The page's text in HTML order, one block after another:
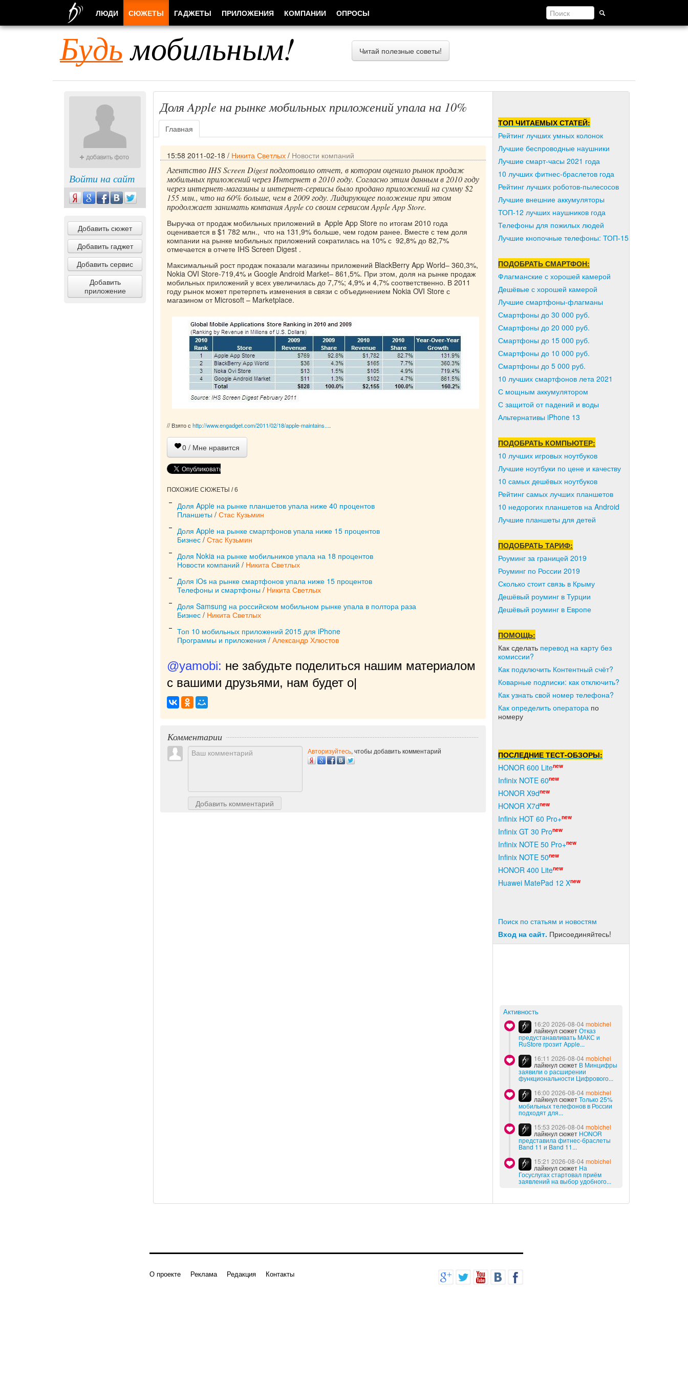
Будьмобильным! Читай полезные советы!
Войти на сайт
Добавить сюжет
Добавить гаджет
Добавить сервис
Добавить
приложение
Доля Apple на рынке мобильных приложений упала на 10%
Главная
15:58 2011-02-18 / Никита Светлых / Новости компаний
Агентство IHS Screen Digest подготовило отчет, в котором оценило рынок продаж
мобильных приложений через Интернет в 2010 году. Согласно этим данным в 2010 году
через интернет-магазины и интернет-сервисы было продано приложений на сумму $2
155 млн., что на 60% больше, чем в 2009 году. Лидирующее положение при этом
продолжает занимать компания Apple со своим сервисом Apple App Store.
Выручка от продаж мобильных приложений в Apple App Store по итогам 2010 года
оценивается в $1 782 млн., что на 131,9% больше, чем годом ранее. Вместе с тем доля
компании на рынке мобильных приложений сократилась на 10% с 92,8% до 82,7%
отмечается в отчете IHS Screen Digest .
Максимальный рост продаж показали магазины приложений BlackBerry App World– 360,3%,
Nokia OVI Store-719,4% и Google Android Market– 861,5%. При этом, доля на рынке продаж
мобильных приложений у всех увеличилась до 7,7%; 4,9% и 4,7% соответственно. В 2011
году рынок может претерпеть изменения в связи с объединением Nokia OVI Store с
магазином от Microsoft – Marketplace.
// Взято с http://www.engadget.com/2011/02/18/apple-maintains....
0 / Мне нравится
ПОХОЖИЕ СЮЖЕТЫ / 6
Доля Apple на рынке планшетов упала ниже 40 процентов
Планшеты / Стас Кузьмин
Доля Apple на рынке смартфонов упала ниже 15 процентов
Бизнес / Стас Кузьмин
Доля Nokia на рынке мобильников упала на 18 процентов
Новости компаний / Никита Светлых
Доля iOs на рынке смартфонов упала ниже 15 процентов
Телефоны и смартфоны / Никита Светлых
Доля Samsung на российском мобильном рынке упала в полтора раза
Бизнес / Никита Светлых
Топ 10 мобильных приложений 2015 для iPhone
Программы и приложения / Александр Хлюстов
@yamobi: не забудьте поделиться нашим материалом
с вашими друзьями, нам будет очень приятно
Комментарии
Добавить комментарий
Авторизуйтесь, чтобы добавить комментарий
ТОП ЧИТАЕМЫХ СТАТЕЙ:
Рейтинг лучших умных колонок
Лучшие беспроводные наушники
Лучшие смарт-часы 2021 года
10 лучших фитнес-браслетов года
Рейтинг лучших роботов-пылесосов
Лучшие внешние аккумуляторы
ТОП-12 лучших наушников года
Телефоны для пожилых людей
Лучшие кнопочные телефоны: ТОП-15
ПОДОБРАТЬ СМАРТФОН:
Флагманские с хорошей камерой
Дешёвые с хорошей камерой
Лучшие смартфоны-флагманы
Смартфоны до 30 000 руб.
Смартфоны до 20 000 руб.
Смартфоны до 15 000 руб.
Смартфоны до 10 000 руб.
Смартфоны до 5 000 руб.
10 лучших смартфонов лета 2021
С мощным аккумулятором
С защитой от падений и воды
Альтернативы iPhone 13
ПОДОБРАТЬ КОМПЬЮТЕР:
10 лучших игровых ноутбуков
Лучшие ноутбуки по цене и качеству
10 самых дешёвых ноутбуков
Рейтинг самых лучших планшетов
10 недорогих планшетов на Android
Лучшие планшеты для детей
ПОДОБРАТЬ ТАРИФ:
Роуминг за границей 2019
Роуминг по России 2019
Сколько стоит связь в Крыму
Дешёвый роуминг в Турции
Дешёвый роуминг в Европе
ПОМОЩЬ:
Как сделать перевод на карту без
комиссии?
Как подключить Контентный счёт?
Коварные подписки: как отключить?
Как узнать свой номер телефона?
Как определить оператора по
номеру
ПОСЛЕДНИЕ ТЕСТ-ОБЗОРЫ:
HONOR 600 Litenew
Infinix NOTE 60new
HONOR X9dnew
HONOR X7dnew
Infinix HOT 60 Pro+new
Infinix GT 30 Pronew
Infinix NOTE 50 Pro+new
Infinix NOTE 50new
HONOR 400 Litenew
Huawei MatePad 12 Xnew
Поиск по статьям и новостям
Вход на сайт. Присоединяйтесь!
Активность
16:20 2026-08-04mobichel
лайкнул сюжетОтказ
предустанавливать МАКС и
RuStore грозит Apple...
16:11 2026-08-04mobichel
лайкнул сюжет В Минцифры
заявили о расширении
функциональности Цифрового...
16:00 2026-08-04mobichel
лайкнул сюжетТолько 25%
мобильных телефонов в России
подходят для...
15:53 2026-08-04mobichel
лайкнул сюжет HONOR
представила фитнес-браслеты
Band 11 и Band 11...
15:21 2026-08-04mobichel
лайкнул сюжет На
Госуслугах стартовал приём
заявлений на выбор удобного...
ЛЮДИ СЮЖЕТЫ ГАДЖЕТЫ ПРИЛОЖЕНИЯ КОМПАНИИ ОПРОСЫ
О проекте Реклама Редакция Контакты